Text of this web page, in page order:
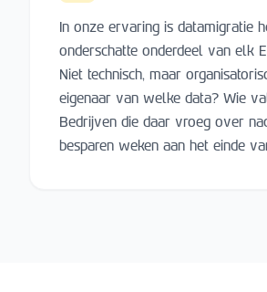
In onze ervaring is datamigratie
onderschatte onderdeel van elk
Niet technisch, maar
eigenaar van welke data? Wie
Bedrijven die daar vroeg over
besparen weken aan het einde